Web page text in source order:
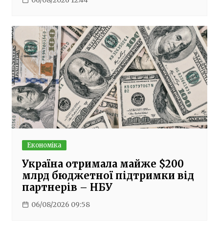
Економіка
Україна отримала майже $200
млрд бюджетної підтримки від
партнерів – НБУ
06/08/2026 09:58